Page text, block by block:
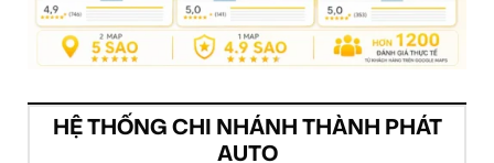
HỆ THỐNG CHI NHÁNH THÀNH PHÁT
AUTO